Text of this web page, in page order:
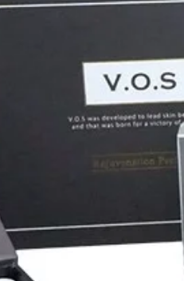
新型コロナウ
体調のすぐれ